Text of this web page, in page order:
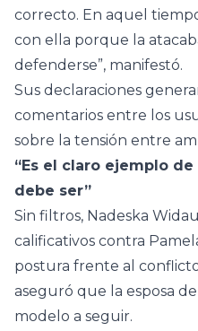
correcto. En aquel
con ella porque la
defenderse”, manifestó.
Sus declaraciones
comentarios entre los
sobre la tensión entre
“Es el claro ejemplo
debe ser”
Sin filtros, Nadeska
calificativos contra
postura frente al
aseguró que la esposa
modelo a seguir.